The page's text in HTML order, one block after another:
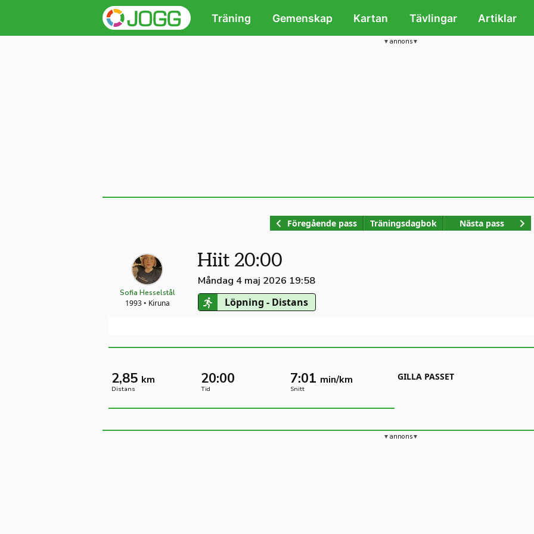
Träning Gemenskap Kartan Tävlingar Artiklar
annons
Föregående pass Träningsdagbok Nästa pass
Sofia Hesselstål
1993 • Kiruna
Hiit 20:00
Måndag 4 maj 2026 19:58
Löpning - Distans
2,85 km
Distans
20:00
Tid
7:01 min/km
Snitt
GILLA PASSET
annons